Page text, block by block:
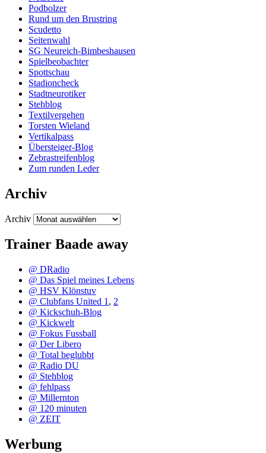
Podbolzer
Rund um den Brustring
Scudetto
Seitenwahl
SG Neureich-Bimbeshausen
Spielbeobachter
Spottschau
Stadioncheck
Stadtneurotiker
Stehblog
Textilvergehen
Torsten Wieland
Vertikalpass
Übersteiger-Blog
Zebrastreifenblog
Zum runden Leder
Archiv
Archiv
Trainer Baade away
@ DRadio
@ Das Spiel meines Lebens
@ HSV Klönstuv
@ Clubfans United 1 , 2
@ Kickschuh-Blog
@ Kickwelt
@ Fokus Fussball
@ Der Libero
@ Total beglubbt
@ Radio DU
@ Stehblog
@ fehlpass
@ Millernton
@ 120 minuten
@ ZEIT
Werbung